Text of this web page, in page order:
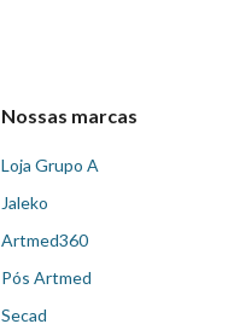
Nossas marcas
Loja Grupo A
Jaleko
Artmed360
Pós Artmed
Secad